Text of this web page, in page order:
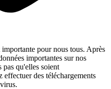
pour nous tous. Après
importantes sur nos
pas qu'elles soient
effectuer des téléchargements